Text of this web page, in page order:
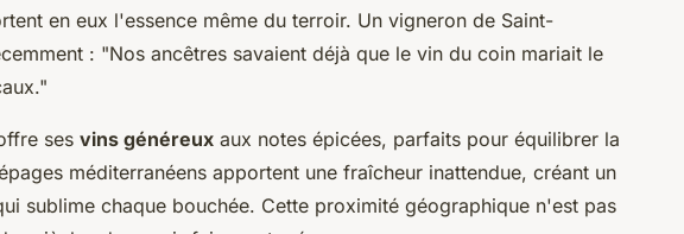
en eux l'essence même du terroir. Un vigneron de Saint-
: "Nos ancêtres savaient déjà que le vin du coin mariait le
ses vins généreux aux notes épicées, parfaits pour équilibrer la
méditerranéens apportent une fraîcheur inattendue, créant un
sublime chaque bouchée. Cette proximité géographique n'est pas